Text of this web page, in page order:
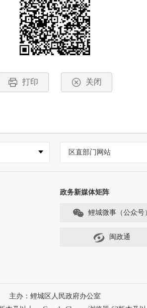
打印 关闭
区直部门网站
政务新媒体矩阵
鲤城微事（公众号
闽政通
主办：鲤城区人民政府办公室